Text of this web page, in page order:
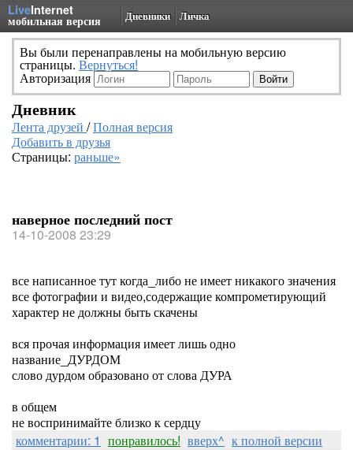
LiveInternet
мобильная версия Дневники Личка
Вы были перенаправлены на мобильную версию
страницы. Вернуться!
Авторизация
Дневник
Лента друзей /Полная версия
Добавить в друзья
Страницы: раньше»
наверное последний пост
14-10-2008 23:29
все написанное тут когда_либо не имеет никакого значения
все фотографии и видео,содержащие компрометирующий
характер не должны быть скачены
вся прочая информация имеет лишь одно
название_ДУРДОМ
слово дурдом образовано от слова ДУРА
в общем
не воспринимайте близко к сердцу
комментарии: 1 понравилось! вверх^ к полной версии